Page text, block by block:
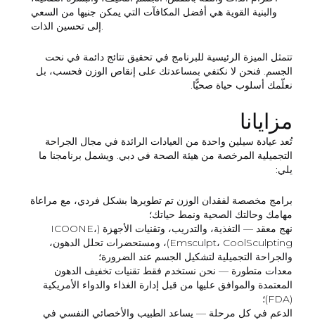
والبنية القوية هي أفضل المكافآت التي يمكن جنيها من السعي
إلى تحسين الذات.
تتمثل الميزة الرئيسية للبرنامج في تحقيق نتائج دائمة في نحت
الجسم. فنحن لا نكتفي بمساعدتك على إنقاص الوزن فحسب، بل
نعلّمك أسلوب حياة صحيًّا.
مزايانا
تُعد عيادة سيلين واحدة من العيادات الرائدة في مجال الجراحة
التجميلية المرخصة من هيئة الصحة في دبي. ويشمل برنامجنا ما
يلي:
برامج مخصصة لفقدان الوزن تم تطويرها بشكل فردي، مع مراعاة
مهامك وحالتك الصحية ونمط حياتك؛
نهج معقد
— التغذية، والتدريب، وتقنيات الأجهزة (ICOONE،
Emsculpt، CoolSculpting)، ومستحضرات تحلل الدهون،
والجراحة التجميلية لتشكيل الجسم عند الضرورة؛
معدات متطورة — نحن نستخدم فقط تقنيات تخفيف الدهون
المعتمدة والموافق عليها من قبل إدارة الغذاء والدواء الأمريكية
(FDA)؛
الدعم في كل مرحلة — يساعد الطبيب والأخصائي النفسي في